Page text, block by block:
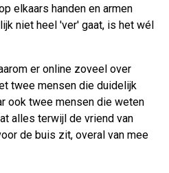
elkaars handen en armen
niet heel 'ver' gaat, is het wél
er online zoveel over
twee mensen die duidelijk
ook twee mensen die weten
alles terwijl de vriend van
de buis zit, overal van mee